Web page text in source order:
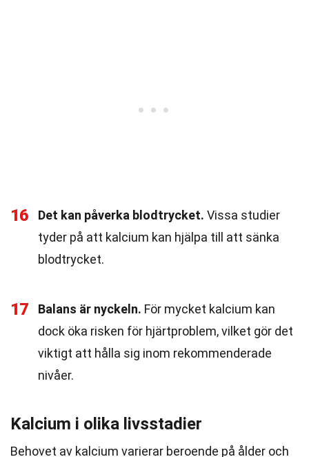
16 Det kan påverka blodtrycket. Vissa studier
tyder på att kalcium kan hjälpa till att sänka
blodtrycket.
17 Balans är nyckeln. För mycket kalcium kan
dock öka risken för hjärtproblem, vilket gör det
viktigt att hålla sig inom rekommenderade
nivåer.
Kalcium i olika livsstadier
Behovet av kalcium varierar beroende på ålder och